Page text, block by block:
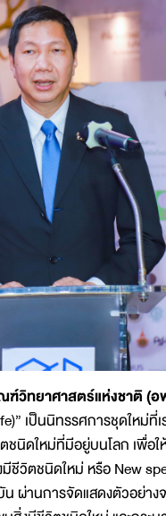
วิทยาศาสตร์แห่งชาติ (อ
เป็นนิทรรศการชุดใหม่ที่
ดใหม่ที่มีอยู่บนโลก เพื่อใ
ชีวิตชนิดใหม่ หรือ New
ผ่านการจัดแสดงตัวอย่าง